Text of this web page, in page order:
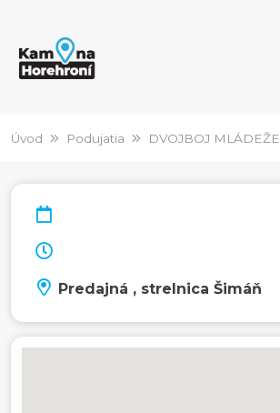
Úvod Podujatia DVOJBOJ MLÁDEŽE
Predajná , strelnica Šimáň